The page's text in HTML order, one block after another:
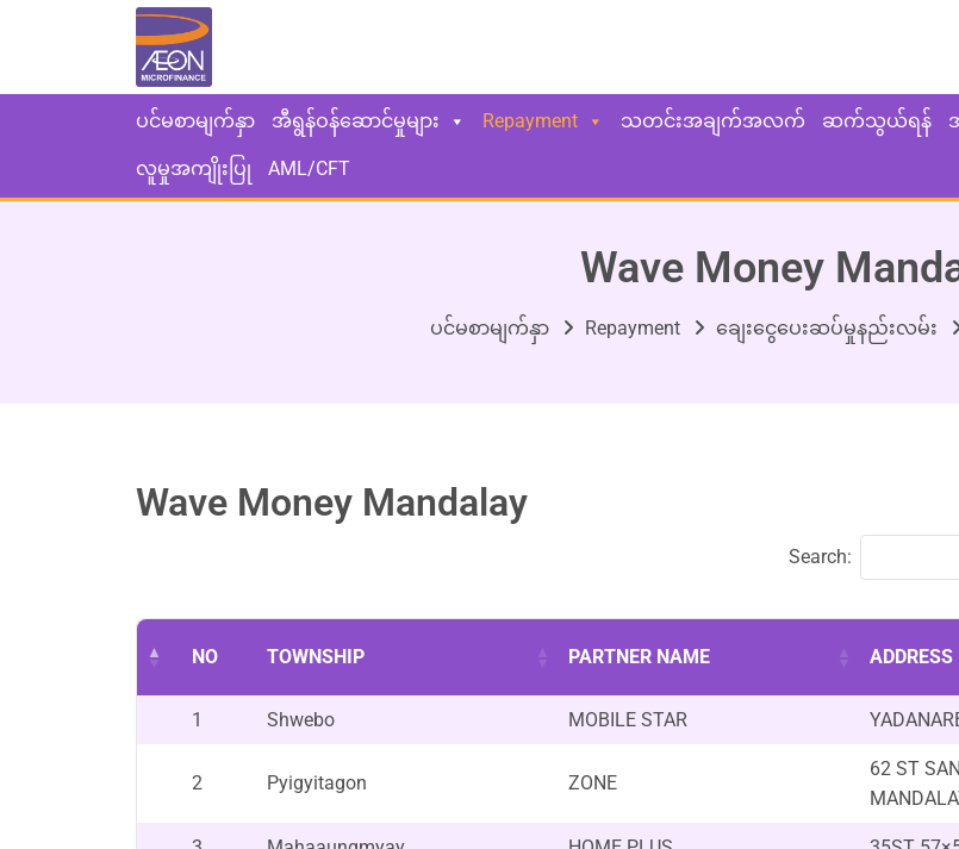
ပင်မစာမျက်နှာ အီရွန်ဝန်ဆောင်မှုများ Repayment သတင်းအချက်အလက် ဆက်သွယ်ရန်
လူမှုအကျိုးပြု AML/CFT
Wave Money
ပင်မစာမျက်နှာ Repayment ချေးငွေပေးဆပ်မှုနည်းလမ်း
Wave Money Mandalay
Search:
NO TOWNSHIP PARTNER NAME ADDRESS
1 Shwebo MOBILE STAR
2 Pyigyitagon ZONE
62 ST